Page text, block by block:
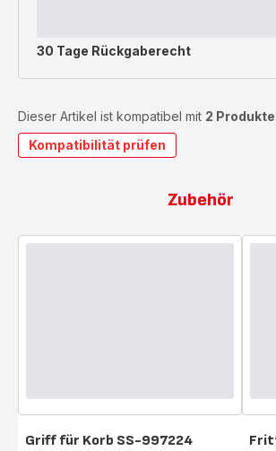
30 Tage Rückgaberecht
Dieser Artikel ist kompatibel mit 2
Kompatibilität prüfen
Zubehör
Griff für Korb SS-997224